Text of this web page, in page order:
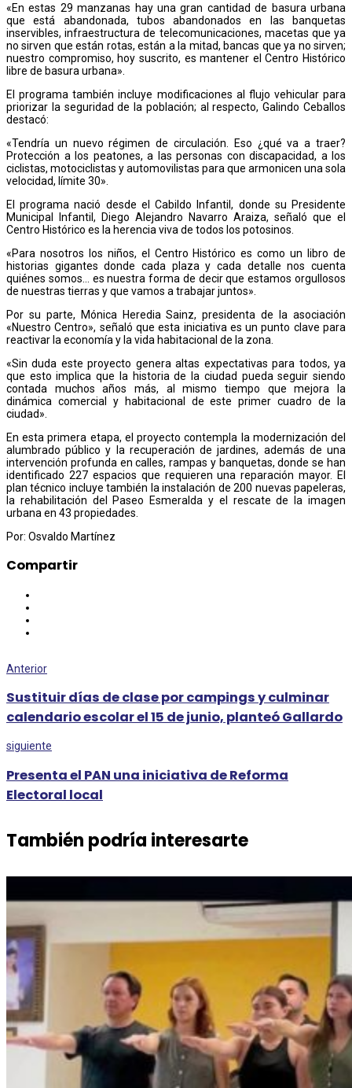
«En estas 29 manzanas hay una gran cantidad de basura urbana
que está abandonada, tubos abandonados en las banquetas
inservibles, infraestructura de telecomunicaciones, macetas que ya
no sirven que están rotas, están a la mitad, bancas que ya no sirven;
nuestro compromiso, hoy suscrito, es mantener el Centro Histórico
libre de basura urbana».
El programa también incluye modificaciones al flujo vehicular para
priorizar la seguridad de la población; al respecto, Galindo Ceballos
destacó:
«Tendría un nuevo régimen de circulación. Eso ¿qué va a traer?
Protección a los peatones, a las personas con discapacidad, a los
ciclistas, motociclistas y automovilistas para que armonicen una sola
velocidad, límite 30».
El programa nació desde el Cabildo Infantil, donde su Presidente
Municipal Infantil, Diego Alejandro Navarro Araiza, señaló que el
Centro Histórico es la herencia viva de todos los potosinos.
«Para nosotros los niños, el Centro Histórico es como un libro de
historias gigantes donde cada plaza y cada detalle nos cuenta
quiénes somos… es nuestra forma de decir que estamos orgullosos
de nuestras tierras y que vamos a trabajar juntos».
Por su parte, Mónica Heredia Sainz, presidenta de la asociación
«Nuestro Centro», señaló que esta iniciativa es un punto clave para
reactivar la economía y la vida habitacional de la zona.
«Sin duda este proyecto genera altas expectativas para todos, ya
que esto implica que la historia de la ciudad pueda seguir siendo
contada muchos años más, al mismo tiempo que mejora la
dinámica comercial y habitacional de este primer cuadro de la
ciudad».
En esta primera etapa, el proyecto contempla la modernización del
alumbrado público y la recuperación de jardines, además de una
intervención profunda en calles, rampas y banquetas, donde se han
identificado 227 espacios que requieren una reparación mayor. El
plan técnico incluye también la instalación de 200 nuevas papeleras,
la rehabilitación del Paseo Esmeralda y el rescate de la imagen
urbana en 43 propiedades.
Por: Osvaldo Martínez
Compartir
Anterior
Sustituir días de clase por campings y culminar
calendario escolar el 15 de junio, planteó Gallardo
siguiente
Presenta el PAN una iniciativa de Reforma
Electoral local
También podría interesarte